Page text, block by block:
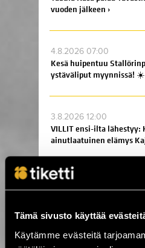
Tämä sivusto käyttää
Käytämme evästeitä
vuoden jälkeen ›
4.8.2026 07:00
Kesä huipentuu
ystäväliput myynnissä! ☀️
3.8.2026 12:00
VILLIT ensi-ilta lähestyy:
ainutlaatuinen elämys
3.8.2026 10:15
Ole mukana tekemässä